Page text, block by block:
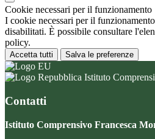
Cookie necessari per il funzionamento
I cookie necessari per il
disabilitati. È possibile consultare
policy.
Accetta tutti Salva le preferenze
Istituto
Contatti
Istituto Comprensivo Francesca